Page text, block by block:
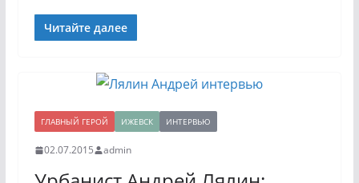
Читайте далее
ГЛАВНЫЙ ГЕРОЙ ИЖЕВСК ИНТЕРВЬЮ
02.07.2015 admin